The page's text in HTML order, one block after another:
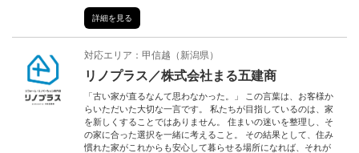
詳細を見る
対応エリア： 甲信越 （ 新潟県）
リノプラス／株式会社まる五建商
「古い家が直るなんて思わなかった。」 この言葉は、お客様か
らいただいた大切な一言です。 私たちが目指しているのは、家
を新しくすることではありません。 住まいの迷いを整理し、そ
の家に合った選択を一緒に考えること。 その結果として、住み
慣れた家がこれからも安心して暮らせる場所になれば、それが